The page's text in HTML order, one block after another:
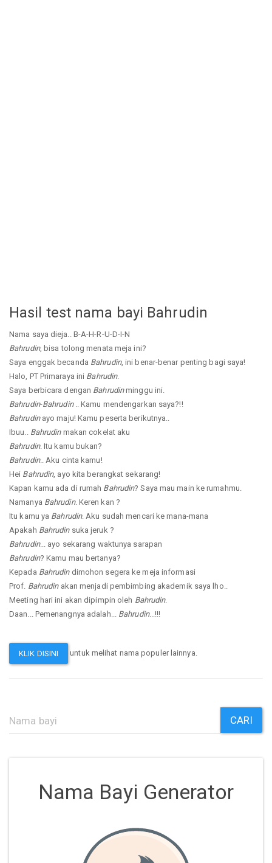
Hasil test nama bayi Bahrudin
Nama saya dieja.. B-A-H-R-U-D-I-N
Bahrudin, bisa tolong menata meja ini?
Saya enggak becanda Bahrudin, ini benar-benar penting bagi saya!
Halo, PT Primaraya ini Bahrudin.
Saya berbicara dengan Bahrudinminggu ini.
Bahrudin-Bahrudin.. Kamu mendengarkan saya?!!
Bahrudinayo maju! Kamu peserta berikutnya..
Ibuu.. Bahrudinmakan cokelat aku
Bahrudin. Itu kamu bukan?
Bahrudin.. Aku cinta kamu!
Hei Bahrudin, ayo kita berangkat sekarang!
Kapan kamu ada di rumah Bahrudin? Saya mau main ke rumahmu.
Namanya Bahrudin. Keren kan ?
Itu kamu ya Bahrudin. Aku sudah mencari ke mana-mana
Apakah Bahrudinsuka jeruk ?
Bahrudin... ayo sekarang waktunya sarapan
Bahrudin? Kamu mau bertanya?
Kepada Bahrudindimohon segera ke meja informasi
Prof. Bahrudinakan menjadi pembimbing akademik saya lho..
Meeting hari ini akan dipimpin oleh Bahrudin.
Daan... Pemenangnya adalah... Bahrudin...!!!
KLIK DISINI untuk melihat nama populer lainnya.
CARI
Nama Bayi Generator